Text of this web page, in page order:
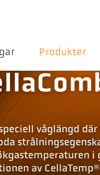
Produkter
våglängd
i
av